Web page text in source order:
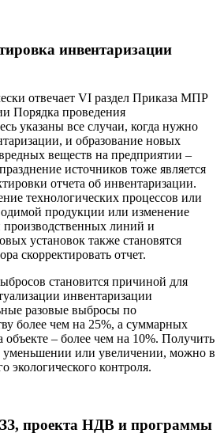
инвентаризации
отвечает VI раздел Приказа МПР
Порядка проведения
указаны все случаи, когда нужно
и образование новых
веществ на предприятии –
источников тоже является
отчета об инвентаризации.
технологических процессов или
продукции или изменение
производственных линий и
установок также становятся
скорректировать отчет.
становится причиной для
инвентаризации
разовые выбросы по
более чем на 25%, а суммарных
– более чем на 10%. Получить
уменьшении или увеличении, можно в
экологического контроля.
проекта НДВ и программы